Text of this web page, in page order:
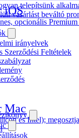
telepítsünk
vásárlást beváltó
irányelvek
Szerződési Feltételek
iOS
opcionális
Mac
és Intel);